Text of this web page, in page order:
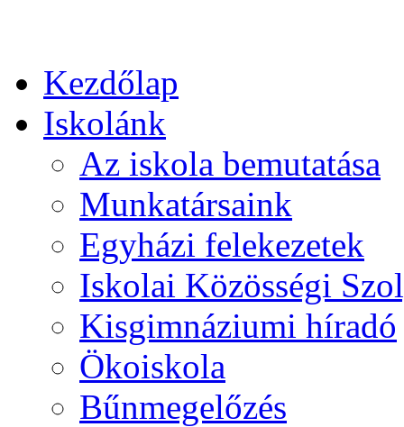
Kezdőlap
Iskolánk
Az iskola bemutatása
Munkatársaink
Egyházi felekezetek
Iskolai Közösségi
Kisgimnáziumi híradó
Ökoiskola
Bűnmegelőzés